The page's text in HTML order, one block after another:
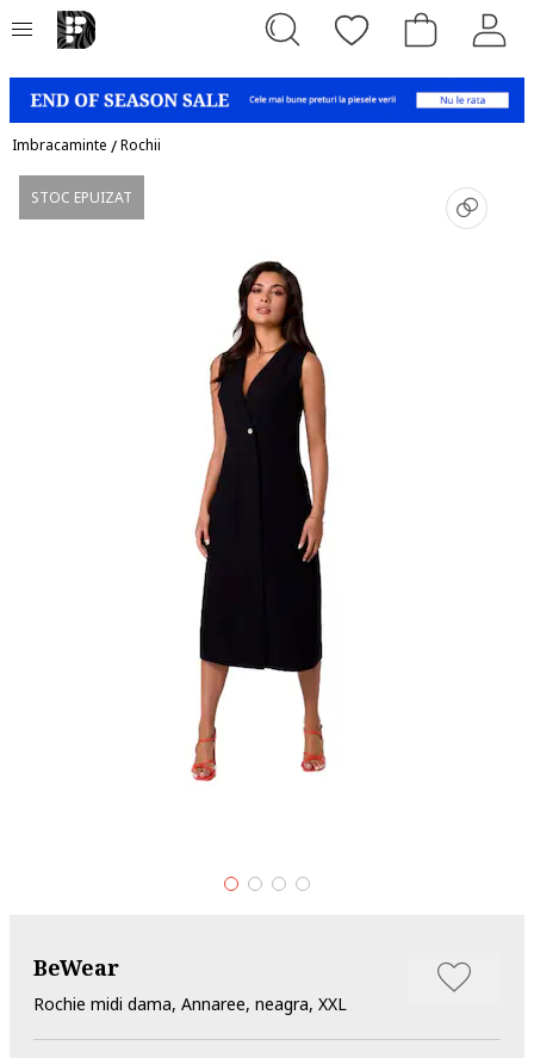
Imbracaminte /Rochii
STOC EPUIZAT
BeWear
Rochie midi dama, Annaree, neagra, XXL